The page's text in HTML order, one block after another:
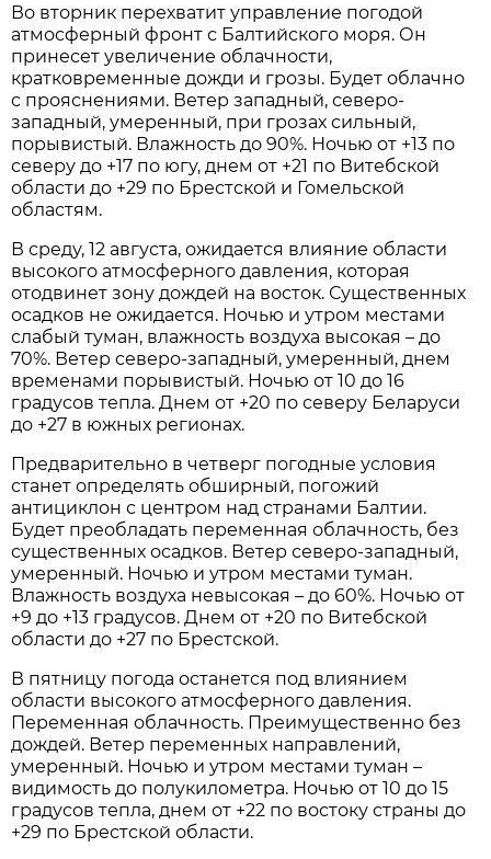
Во вторник перехватит управление погодой
атмосферный фронт с Балтийского моря. Он
принесет увеличение облачности,
кратковременные дожди и грозы. Будет облачно
с прояснениями. Ветер западный, северо-
западный, умеренный, при грозах сильный,
порывистый. Влажность до 90%. Ночью от +13 по
северу до +17 по югу, днем от +21 по Витебской
области до +29 по Брестской и Гомельской
областям.
В среду, 12 августа, ожидается влияние области
высокого атмосферного давления, которая
отодвинет зону дождей на восток. Существенных
осадков не ожидается. Ночью и утром местами
слабый туман, влажность воздуха высокая – до
70%. Ветер северо-западный, умеренный, днем
временами порывистый. Ночью от 10 до 16
градусов тепла. Днем от +20 по северу Беларуси
до +27 в южных регионах.
Предварительно в четверг погодные условия
станет определять обширный, погожий
антициклон с центром над странами Балтии.
Будет преобладать переменная облачность, без
существенных осадков. Ветер северо-западный,
умеренный. Ночью и утром местами туман.
Влажность воздуха невысокая – до 60%. Ночью от
+9 до +13 градусов. Днем от +20 по Витебской
области до +27 по Брестской.
В пятницу погода останется под влиянием
области высокого атмосферного давления.
Переменная облачность. Преимущественно без
дождей. Ветер переменных направлений,
умеренный. Ночью и утром местами туман –
видимость до полукилометра. Ночью от 10 до 15
градусов тепла, днем от +22 по востоку страны до
+29 по Брестской области.